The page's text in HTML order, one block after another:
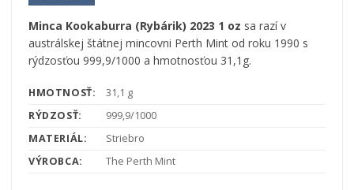
Minca Kookaburra (Rybárik) 2023 1 oz sa razí v
austrálskej štátnej mincovni Perth Mint od roku 1990 s
rýdzosťou 999,9/1000 a hmotnosťou 31,1g.
HMOTNOSŤ:
31,1 g
RÝDZOSŤ:
999,9/1000
MATERIÁL:
Striebro
VÝROBCA:
The Perth Mint